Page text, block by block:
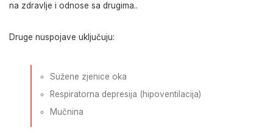
na zdravlje i odnose sa drugima..
Druge nuspojave uključuju:
Sužene zjenice oka
Respiratorna depresija (hipoventilacija)
Mučnina